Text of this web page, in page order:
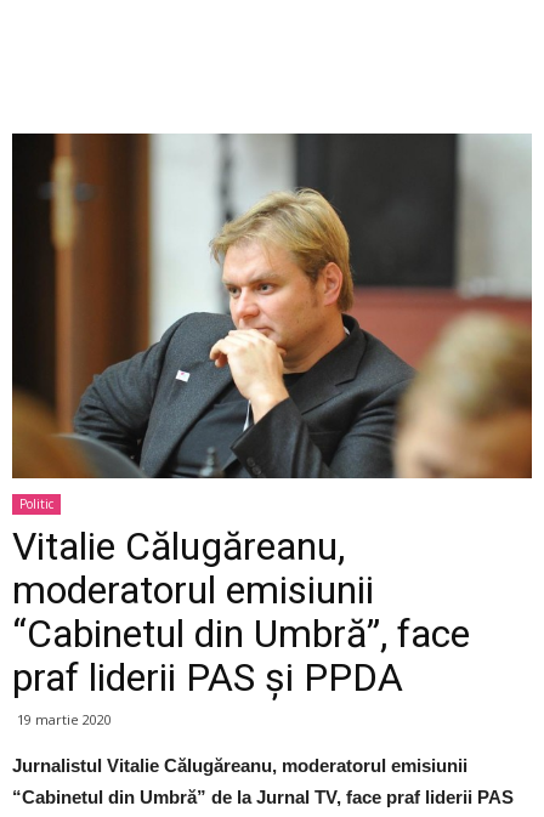
Politic
Vitalie Călugăreanu,
moderatorul emisiunii
“Cabinetul din Umbră”, face
praf liderii PAS şi PPDA
19 martie 2020
Jurnalistul Vitalie Călugăreanu, moderatorul emisiunii
“Cabinetul din Umbră” de la Jurnal TV, face praf liderii PAS